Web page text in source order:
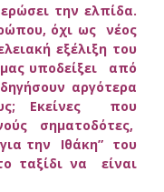
την ελπίδα.
όχι ως νέος
εξέλιξη του
υποδείξει από
αργότερα
Εκείνες που
σηματοδότες,
την Ιθάκη” του
ταξίδι να είναι
;